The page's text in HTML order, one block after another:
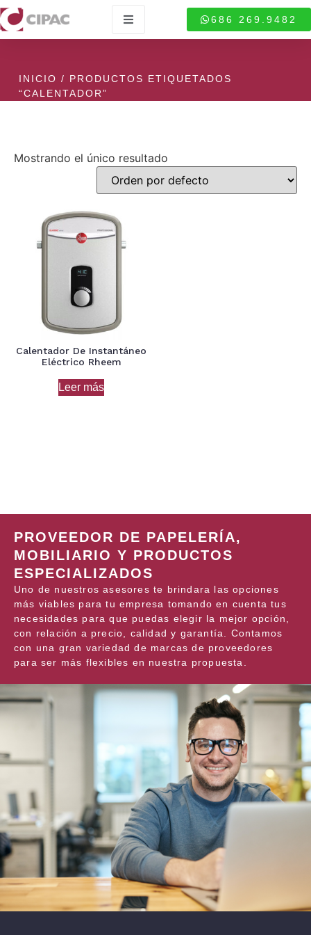
686 269.9482
INICIO / PRODUCTOS ETIQUETADOS
“CALENTADOR”
Mostrando el único resultado
Calentador De Instantáneo
Eléctrico Rheem
Leer más
PROVEEDOR DE PAPELERÍA,
MOBILIARIO Y PRODUCTOS
ESPECIALIZADOS
Uno de nuestros asesores te brindara las opciones
más viables para tu empresa tomando en cuenta tus
necesidades para que puedas elegir la mejor opción,
con relación a precio, calidad y garantía. Contamos
con una gran variedad de marcas de proveedores
para ser más flexibles en nuestra propuesta.